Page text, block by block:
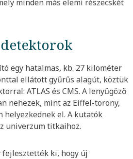
minden más elemi részecskét
egy hatalmas, kb. 27 kilométer
ellátott gyűrűs alagút, köztük
ATLAS és CMS. A lenyűgöző
nehezek, mint az Eiffel-torony,
helyezkednek el. A kutatók
univerzum titkaihoz.
fejlesztették ki, hogy új